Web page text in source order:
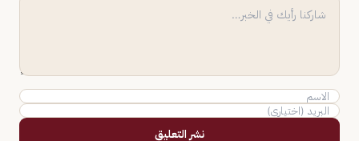
نشر التعليق